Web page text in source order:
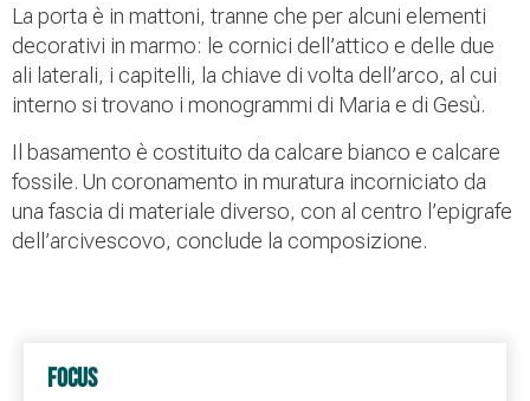
La porta è in mattoni, tranne che per alcuni elementi
decorativi in marmo: le cornici dell’attico e delle due
ali laterali, i capitelli, la chiave di volta dell’arco, al cui
interno si trovano i monogrammi di Maria e di Gesù.
Il basamento è costituito da calcare bianco e calcare
fossile. Un coronamento in muratura incorniciato da
una fascia di materiale diverso, con al centro l’epigrafe
dell’arcivescovo, conclude la composizione.
FOCUS